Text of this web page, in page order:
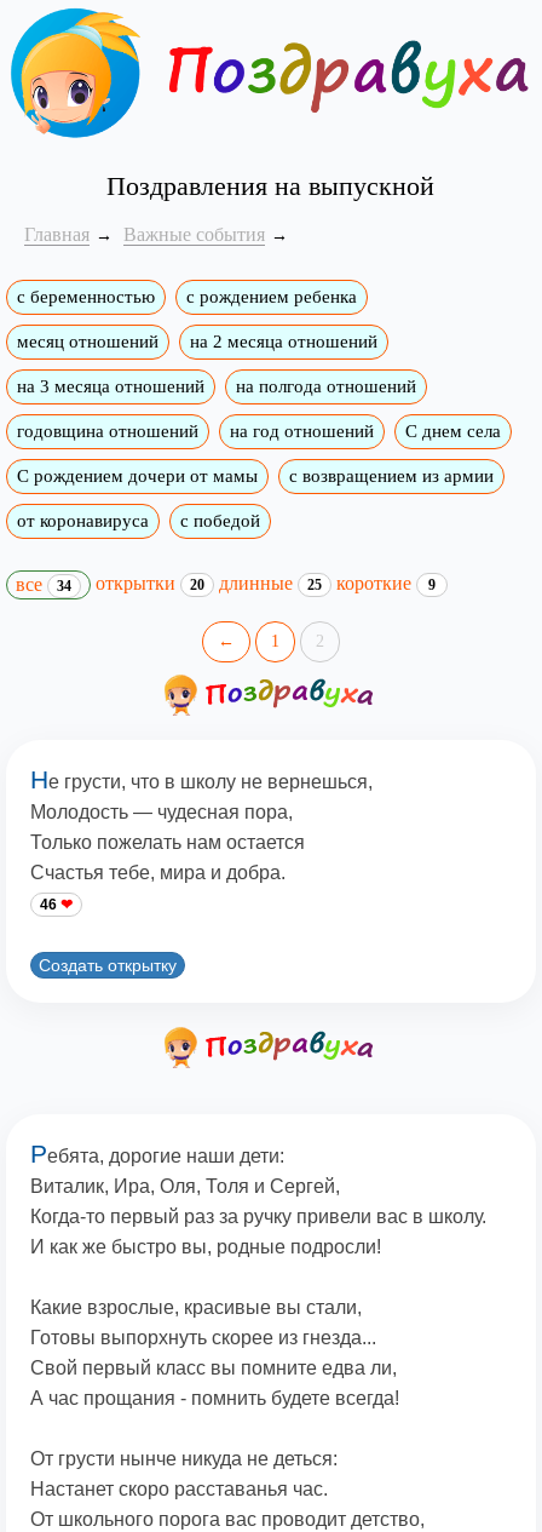
Поздравления на выпускной
Главная Важные события
с беременностью с рождением ребенка
месяц отношений на 2 месяца отношений
на 3 месяца отношений на полгода отношений
годовщина отношений на год отношений С днем села
С рождением дочери от мамы с возвращением из армии
от коронавируса с победой
все 34 открытки 20 длинные 25 короткие 9
← 1 2
Не грусти, что в школу не вернешься,
Молодость — чудесная пора,
Только пожелать нам остается
Счастья тебе, мира и добра.
46
Создать открытку
Ребята, дорогие наши дети:
Виталик, Ира, Оля, Толя и Сергей,
Когда-то первый раз за ручку привели вас в школу.
И как же быстро вы, родные подросли!
Какие взрослые, красивые вы стали,
Готовы выпорхнуть скорее из гнезда...
Свой первый класс вы помните едва ли,
А час прощания - помнить будете всегда!
От грусти нынче никуда не деться:
Настанет скоро расставанья час.
От школьного порога вас проводит детство,